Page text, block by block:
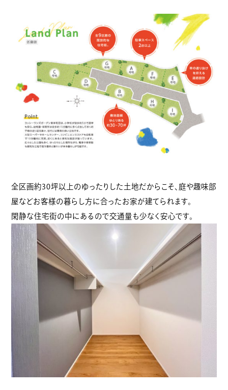
全区画約30坪以上のゆったりした土地だからこそ、庭や趣味部
屋などお客様の暮らし方に合ったお家が建てられます。
閑静な住宅街の中にあるので交通量も少なく安心です。